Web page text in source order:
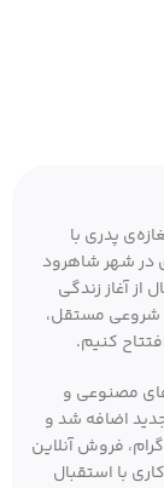
ای در مغازه‌ی پدری با
در شهر شاهرود
یک سال از آغاز زندگی
شروعی مستقل،
کنیم.
مصنوعی و
اضافه شد و
فروش آنلاین
با استقبال